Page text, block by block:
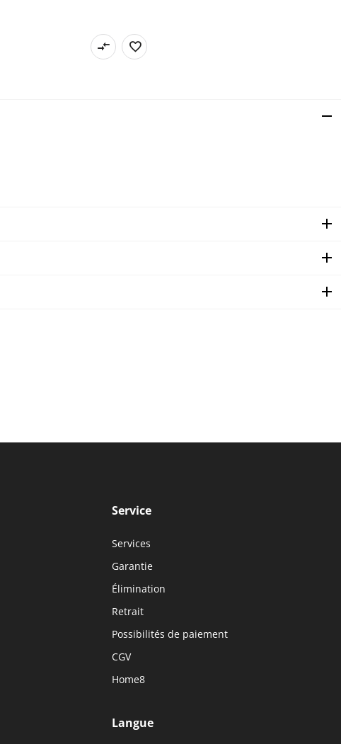
Service
Services
Garantie
Élimination
Retrait
Possibilités de paiement
CGV
Home8
Langue